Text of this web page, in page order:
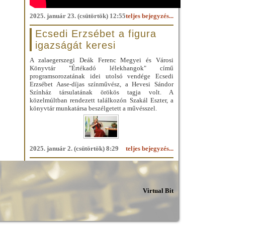
teljes bejegyzés...
2025. január 23. (csütörtök) 12:55
Ecsedi Erzsébet a figura
igazságát keresi
A zalaegerszegi Deák Ferenc Megyei és Városi
Könyvtár "Értékadó lélekhangok" című
programsorozatának idei utolsó vendége Ecsedi
Erzsébet Aase-díjas színművész, a Hevesi Sándor
Színház társulatának örökös tagja volt. A
közelmúltban rendezett találkozón Szakál Eszter, a
könyvtár munkatársa beszélgetett a művésszel.
teljes bejegyzés...
2025. január 2. (csütörtök) 8:29
Virtual Bit